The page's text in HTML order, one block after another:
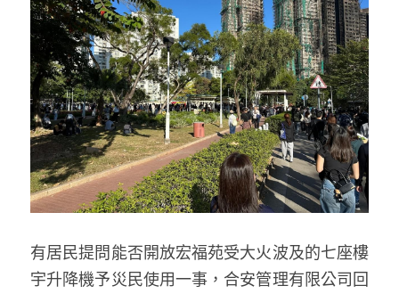
有居民提問能否開放宏福苑受大火波及的七座樓
宇升降機予災民使用一事，合安管理有限公司回